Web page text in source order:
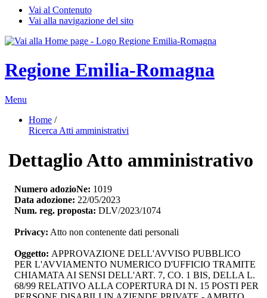
Vai al Contenuto
Vai alla navigazione del sito
Regione Emilia-Romagna
Menu
Home /
Ricerca Atti amministrativi
Dettaglio Atto amministrativo
Numero adozioNe: 1019
Data adozione: 22/05/2023
Num. reg. proposta: DLV/2023/1074
Privacy: Atto non contenente dati personali
Oggetto: APPROVAZIONE DELL'AVVISO PUBBLICO
PER L'AVVIAMENTO NUMERICO D'UFFICIO TRAMITE
CHIAMATA AI SENSI DELL'ART. 7, CO. 1 BIS, DELLA L.
68/99 RELATIVO ALLA COPERTURA DI N. 15 POSTI PER